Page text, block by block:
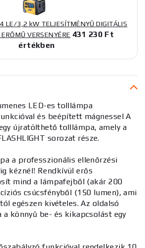
LE/3,2 kW TELJESÍTMÉNYŰ DIGITÁLIS
VERSENYÉRE 431 230 Ft
értékben
LED-es tolllámpa
és beépített mágnessel A
újratölthető tolllámpa, amely a
sorozat része.
a professzionális ellenőrzési
kéznél! Rendkívül erős
mind a lámpafejből (akár 200
csúcsfényből (150 lumen), ami
egészen kivételes. Az oldalsó
könnyű be- és kikapcsolást egy